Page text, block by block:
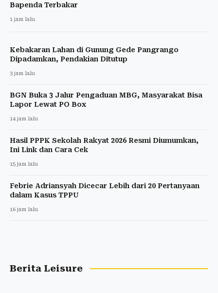
Bapenda Terbakar
1 jam lalu
Kebakaran Lahan di Gunung Gede Pangrango
Dipadamkan, Pendakian Ditutup
3 jam lalu
BGN Buka 3 Jalur Pengaduan MBG, Masyarakat Bisa
Lapor Lewat PO Box
14 jam lalu
Hasil PPPK Sekolah Rakyat 2026 Resmi Diumumkan,
Ini Link dan Cara Cek
15 jam lalu
Febrie Adriansyah Dicecar Lebih dari 20 Pertanyaan
dalam Kasus TPPU
16 jam lalu
Berita Leisure